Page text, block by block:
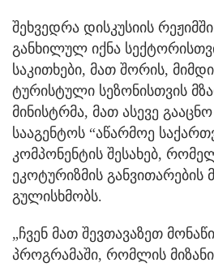
შეხვედრა დისკუსიის
განხილულ იქნა
საკითხები, მათ შორის,
ტურისტული სეზონისთვის
მინისტრმა, მათ ასევე
სააგენტოს “აწარმოე
კომპონენტის შესახებ,
ეკოტურიზმის განვითარების
გულისხმობს.
„ჩვენ მათ შევთავაზეთ
პროგრამაში, რომლის